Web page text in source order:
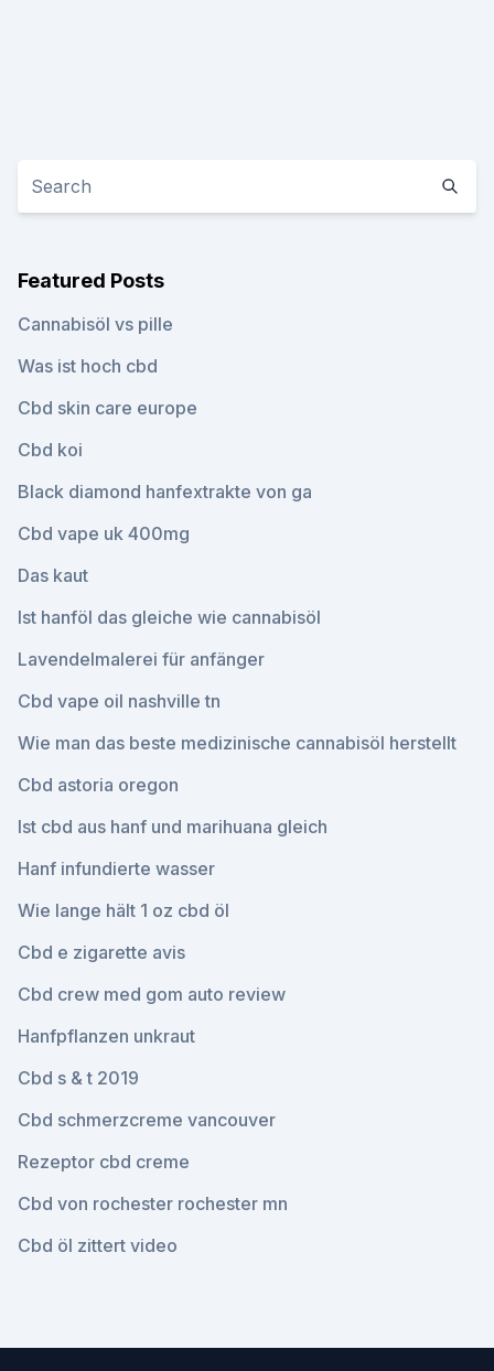
Featured Posts
Cannabisöl vs pille
Was ist hoch cbd
Cbd skin care europe
Cbd koi
Black diamond hanfextrakte von ga
Cbd vape uk 400mg
Das kaut
Ist hanföl das gleiche wie cannabisöl
Lavendelmalerei für anfänger
Cbd vape oil nashville tn
Wie man das beste medizinische cannabisöl herstellt
Cbd astoria oregon
Ist cbd aus hanf und marihuana gleich
Hanf infundierte wasser
Wie lange hält 1 oz cbd öl
Cbd e zigarette avis
Cbd crew med gom auto review
Hanfpflanzen unkraut
Cbd s & t 2019
Cbd schmerzcreme vancouver
Rezeptor cbd creme
Cbd von rochester rochester mn
Cbd öl zittert video